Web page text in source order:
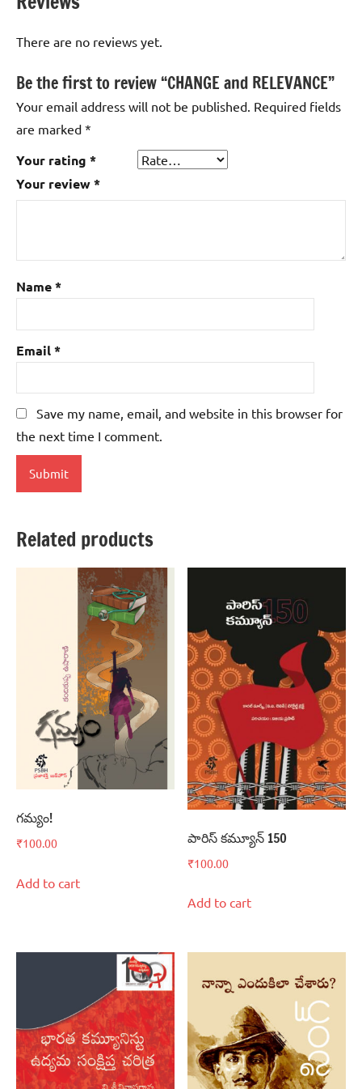
There are no reviews yet.
Be the first to review “CHANGE and RELEVANCE”
Your email address will not be published. Required fields
are marked *
Your rating *
Your review*
Name*
Email*
Save my name, email, and website in this browser for
the next time I comment.
Related products
గమ్యం!
₹100.00
Add to cart
పారిస్‌ కమ్యూన్‌ 150
₹100.00
Add to cart